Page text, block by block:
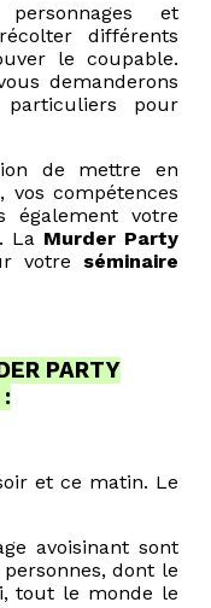
et
différents
le coupable.
demanderons
pour
de mettre en
vos compétences
également votre
La Murder Party
votre séminaire
PARTY
:
et ce matin. Le
avoisinant sont
dont le
tout le monde le